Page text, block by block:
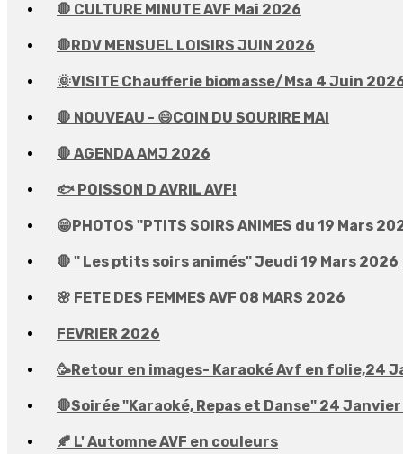
🛑 CULTURE MINUTE AVF Mai 2026
🛑RDV MENSUEL LOISIRS JUIN 2026
🌞VISITE Chaufferie biomasse/Msa 4 Juin
🛑 NOUVEAU - 😄COIN DU SOURIRE MAI
🛑 AGENDA AMJ 2026
🐟 POISSON D AVRIL AVF!
😁PHOTOS "PTITS SOIRS ANIMES du 19 Mars
🛑 " Les ptits soirs animés" Jeudi 19 Mars 2026
🌸 FETE DES FEMMES AVF 08 MARS 2026
FEVRIER 2026
🥳Retour en images- Karaoké Avf en folie,24
🛑Soirée "Karaoké, Repas et Danse" 24
🍂 L' Automne AVF en couleurs